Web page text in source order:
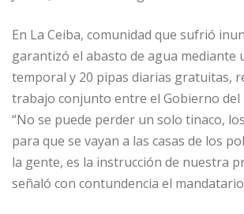
En La Ceiba, comunidad que sufrió
garantizó el abasto de agua mediante
temporal y 20 pipas diarias gratuitas,
trabajo conjunto entre el Gobierno del
“No se puede perder un solo tinaco,
para que se vayan a las casas de los
la gente, es la instrucción de nuestra
señaló con contundencia el